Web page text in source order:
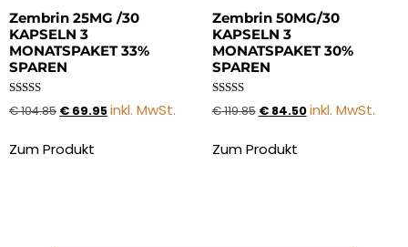
Zembrin 25MG /30
KAPSELN 3
MONATSPAKET 33%
SPAREN
Bewertet mit
5.00
€104.85 € 69.95inkl. MwSt.
Zum Produkt
Zembrin 50MG/30
KAPSELN 3
MONATSPAKET 30%
SPAREN
Bewertet
mit
€119.85 €84.50 inkl. MwSt.
Zum Produkt